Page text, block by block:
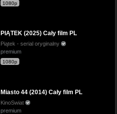
1080p
PIĄTEK (2025) Cały film PL
Piątek - serial oryginalny
premium
1080p
Miasto 44 (2014) Cały film PL
KinoSwiat
premium